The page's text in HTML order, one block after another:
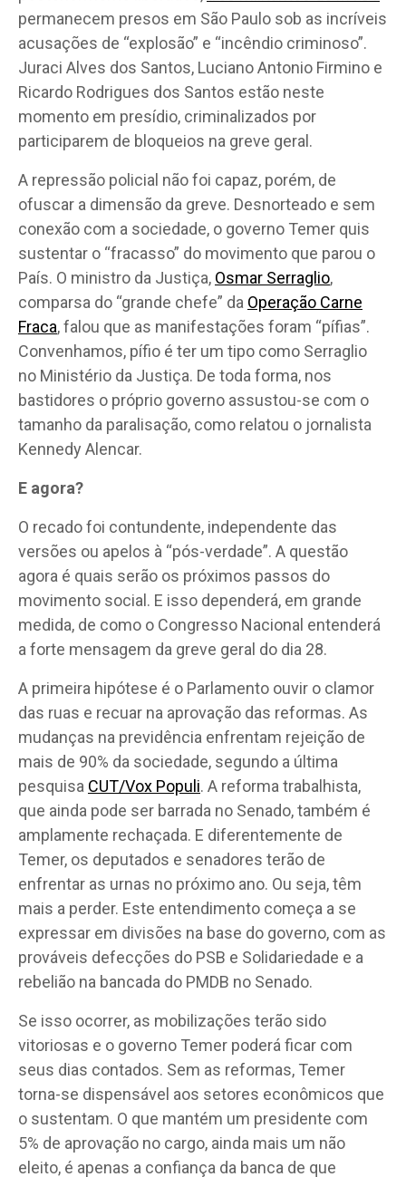
permanecem presos em São Paulo sob as incríveis
acusações de “explosão” e “incêndio criminoso”.
Juraci Alves dos Santos, Luciano Antonio Firmino e
Ricardo Rodrigues dos Santos estão neste
momento em presídio, criminalizados por
participarem de bloqueios na greve geral.
A repressão policial não foi capaz, porém, de
ofuscar a dimensão da greve. Desnorteado e sem
conexão com a sociedade, o governo Temer quis
sustentar o “fracasso” do movimento que parou o
País. O ministro da Justiça, Osmar Serraglio,
comparsa do “grande chefe” da Operação Carne
Fraca, falou que as manifestações foram “pífias”.
Convenhamos, pífio é ter um tipo como Serraglio
no Ministério da Justiça. De toda forma, nos
bastidores o próprio governo assustou-se com o
tamanho da paralisação, como relatou o jornalista
Kennedy Alencar.
E agora?
O recado foi contundente, independente das
versões ou apelos à “pós-verdade”. A questão
agora é quais serão os próximos passos do
movimento social. E isso dependerá, em grande
medida, de como o Congresso Nacional entenderá
a forte mensagem da greve geral do dia 28.
A primeira hipótese é o Parlamento ouvir o clamor
das ruas e recuar na aprovação das reformas. As
mudanças na previdência enfrentam rejeição de
mais de 90% da sociedade, segundo a última
pesquisa CUT/Vox Populi. A reforma trabalhista,
que ainda pode ser barrada no Senado, também é
amplamente rechaçada. E diferentemente de
Temer, os deputados e senadores terão de
enfrentar as urnas no próximo ano. Ou seja, têm
mais a perder. Este entendimento começa a se
expressar em divisões na base do governo, com as
prováveis defecções do PSB e Solidariedade e a
rebelião na bancada do PMDB no Senado.
Se isso ocorrer, as mobilizações terão sido
vitoriosas e o governo Temer poderá ficar com
seus dias contados. Sem as reformas, Temer
torna-se dispensável aos setores econômicos que
o sustentam. O que mantém um presidente com
5% de aprovação no cargo, ainda mais um não
eleito, é apenas a confiança da banca de que